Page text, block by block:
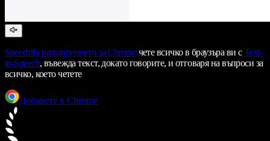
Speechify разширението за Chromeчете всичко в браузъра ви сText-
to-Speech, въвежда текст, докато говорите, и отговаря на въпроси за
всичко, което четете
Добавете в Chrome